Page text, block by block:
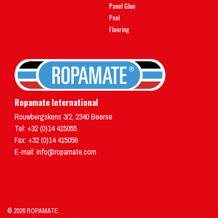
Panel Glue
Pool
Flooring
Ropamate International
Rouwbergskens 3/2, 2340Beerse
Tel: +32 (0)14 415055
Fax: +32 (0)14 415056
E-mail: info@ropamate.com
© 2026 ROPAMATE